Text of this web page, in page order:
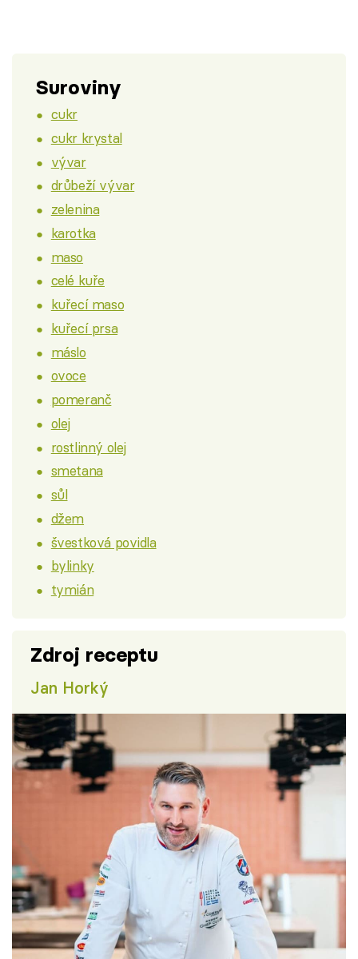
Suroviny
cukr
cukr krystal
vývar
drůbeží vývar
zelenina
karotka
maso
celé kuře
kuřecí maso
kuřecí prsa
máslo
ovoce
pomeranč
olej
rostlinný olej
smetana
sůl
džem
švestková povidla
bylinky
tymián
Zdroj receptu
Jan Horký